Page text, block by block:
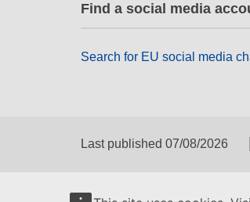
Find a social media
Search for EU social media
Last published 07/08/2026